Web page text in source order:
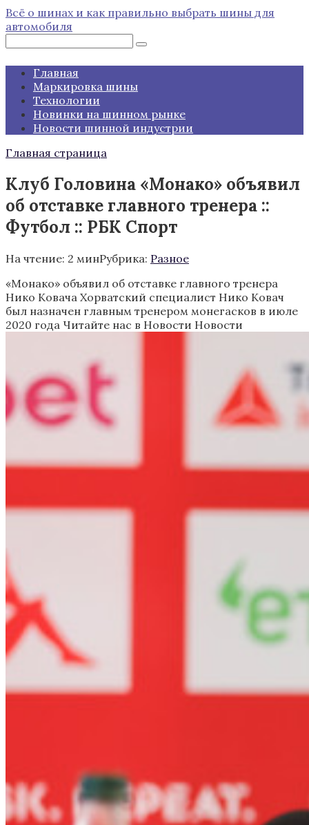
Перейти
к
Всё о шинах и как правильно выбрать шины для
автомобиля
Главная
Маркировка шины
Технологии
Новинки на шинном рынке
Новости шинной индустрии
Главная страница
Клуб Головина «Монако» объявил
об отставке главного тренера ::
Футбол :: РБК Спорт
На чтение: 2 минРубрика: Разное
«Монако» объявил об отставке главного тренера
Нико Ковача Хорватский специалист Нико Ковач
был назначен главным тренером монегасков в июле
2020 года Читайте нас в Новости Новости